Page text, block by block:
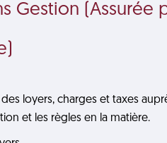
Gestion (Assurée
loyers, charges et taxes
et les règles en la matière.